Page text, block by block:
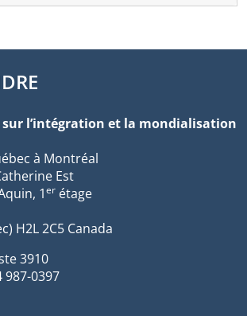
sur l’intégration et la mondialisation
à Montréal
Est
1er étage
H2L 2C5 Canada
3910
987-0397